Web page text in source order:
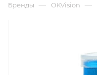
Бренды — OKVision —